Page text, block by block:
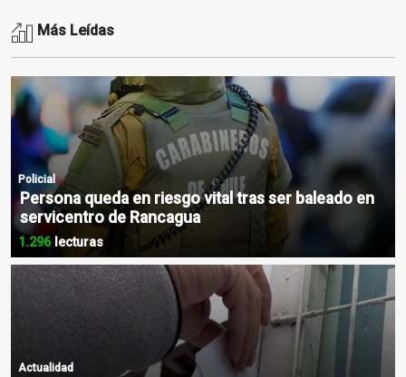
Más Leídas
Policial
Persona queda en riesgo vital tras ser baleado en
servicentro de Rancagua
1.296lecturas
Actualidad